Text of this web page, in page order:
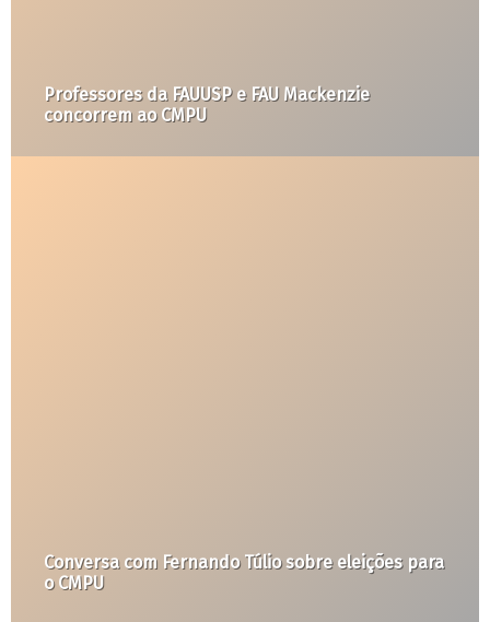
Professores da FAUUSP e FAU Mackenzie
concorrem ao CMPU
Conversa com Fernando Túlio sobre eleições para
o CMPU